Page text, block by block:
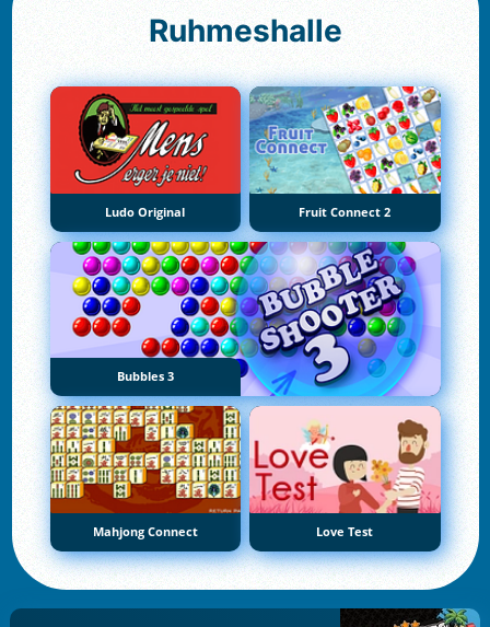
Ruhmeshalle
Ludo Original Fruit Connect 2
Bubbles 3
Mahjong Connect Love Test